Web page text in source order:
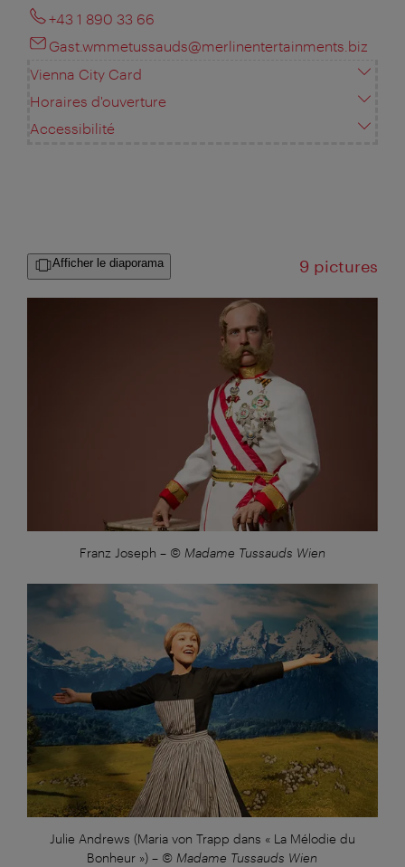
+43 1 890 33 66
Gast.wmmetussauds@merlinentertainments.biz
Vienna City Card
Horaires d'ouverture
Accessibilité
Afficher le diaporama 9 pictures
Franz Joseph – © Madame Tussauds Wien
Julie Andrews (Maria von Trapp dans « La Mélodie du
Bonheur ») – © Madame Tussauds Wien